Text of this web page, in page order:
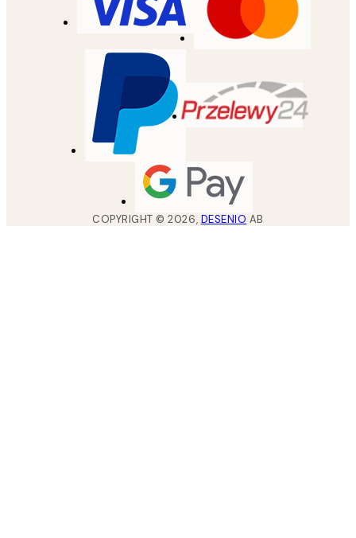
COPYRIGHT ©2026, DESENIO AB